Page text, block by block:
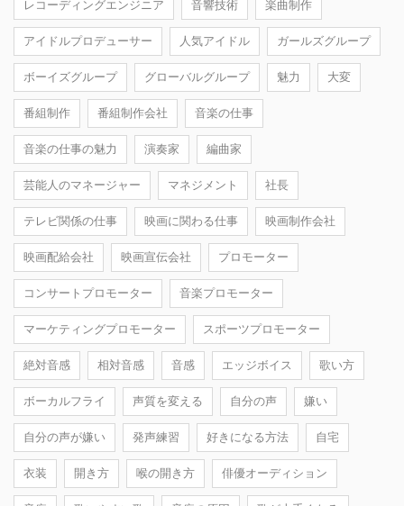
レコーディングエンジニア 音響技術 楽曲制作
アイドルプロデューサー 人気アイドル ガールズグループ
ボーイズグループ グローバルグループ 魅力 大変
番組制作 番組制作会社 音楽の仕事
音楽の仕事の魅力 演奏家 編曲家
芸能人のマネージャー マネジメント 社長
テレビ関係の仕事 映画に関わる仕事 映画制作会社
映画配給会社 映画宣伝会社 プロモーター
コンサートプロモーター 音楽プロモーター
マーケティングプロモーター スポーツプロモーター
絶対音感 相対音感 音感 エッジボイス 歌い方
ボーカルフライ 声質を変える 自分の声 嫌い
自分の声が嫌い 発声練習 好きになる方法 自宅
衣装 開き方 喉の開き方 俳優オーディション